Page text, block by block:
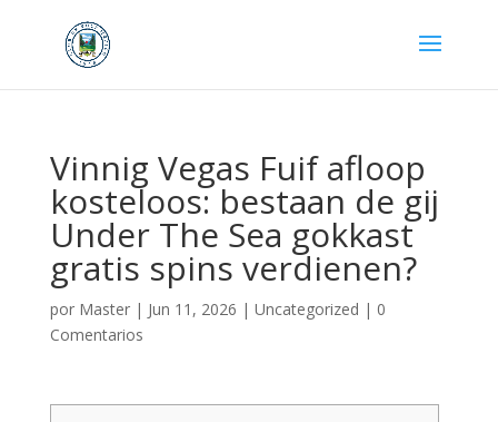
Vinnig Vegas Fuif afloop
kosteloos: bestaan de gij
Under The Sea gokkast
gratis spins verdienen?
por Master| Jun 11, 2026 | Uncategorized | 0
Comentarios